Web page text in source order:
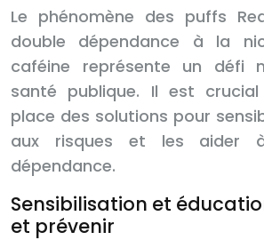
Le phénomène des puffs
double dépendance à la
caféine représente un défi
santé publique. Il est
place des solutions pour
aux risques et les aider
dépendance.
Sensibilisation et
et prévenir